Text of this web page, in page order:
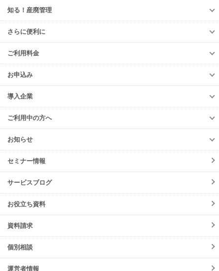
知る！産廃管理
知る！産廃管理
初級編
中級編
上級編
さらに便利に
さらに便利に
TansoMiru産廃
多量排出行政報告支援サービス
再生資源利用促進支援サービス
er-contract
遠隔承認モデル
JWNETデータ取込機能
パッケージソフト
ご利用料金
ご利用料金
排出事業者様
収集運搬・
お申込み
お申込み
e-reverse.com
TansoMiru産廃
多量排出行政報告支援サービス
er-contract
再生資源利用促進支援サービス
導入企業
導入企業
収集運搬業者・
排出事業者一覧
導入事例一覧
ご利用中の方へ
ご利用中の方へ
各種お手続き
ご登録情報変更
初期設定方法
動作環境
会員規約
サービスの可用性とセキュリティ
よくあるご質問
注意事項
お知らせ
お知らせ
ニュースリリース
メンテナンス
障害情報
機能リリース
イベント
セミナー情報
サービスブログ
お役立ち資料
資料請求
個別相談
運営者情報